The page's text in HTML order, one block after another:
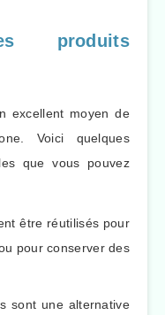
produits
excellent moyen de
Voici quelques
que vous pouvez
être réutilisés pour
pour conserver des
sont une alternative